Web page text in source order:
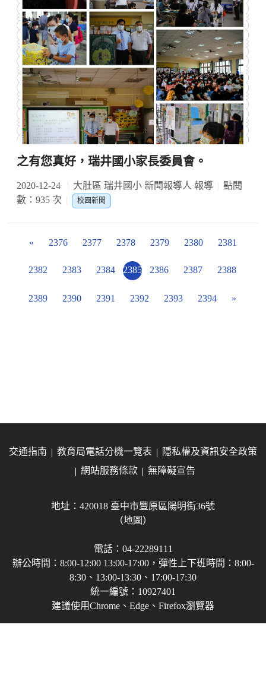
之有您真好，瑞井國小家長委員會。
2020-12-24 大肚區 瑞井國小 新聞報導人 報導
點閱
數：935 次
校園新聞
« 2376 2377 2378 2379 2380 2381
2382 2383 2384 2385 2386 2387 2388
2389 2390 2391 2392 2393 2394 »
交通指南 教育局電話分機一覽表
隱私權及資訊安全政策
網站服務條款
無障礙宣告
地址：420018 臺中市豐原區陽明街36號
（地圖）
電話：04-22289111
辦公時間：8:00-12:00 13:00-17:00，彈性上下班時間：8:00-
8:30、13:00-13:30、17:00-17:30
統一編號：10927401
建議使用Chrome、Edge、Firefox瀏覽器